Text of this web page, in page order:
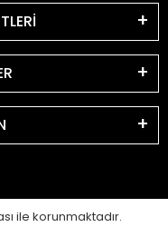
ile korunmaktadır.